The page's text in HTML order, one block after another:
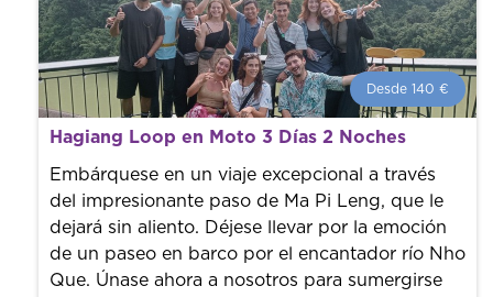
Desde 140 €
Desde 140 € por persona.
¡Reserva con nosotros! Colaboramos con los mejores
guías de la ciudad para tener el mejor precio y servicio.
Hagiang Loop en Moto 3 Días 2 Noches
Embárquese en un viaje excepcional a través
del impresionante paso de Ma Pi Leng, que le
dejará sin aliento. Déjese llevar por la emoción
de un paseo en barco por el encantador río Nho
Que. Únase ahora a nosotros para sumergirse